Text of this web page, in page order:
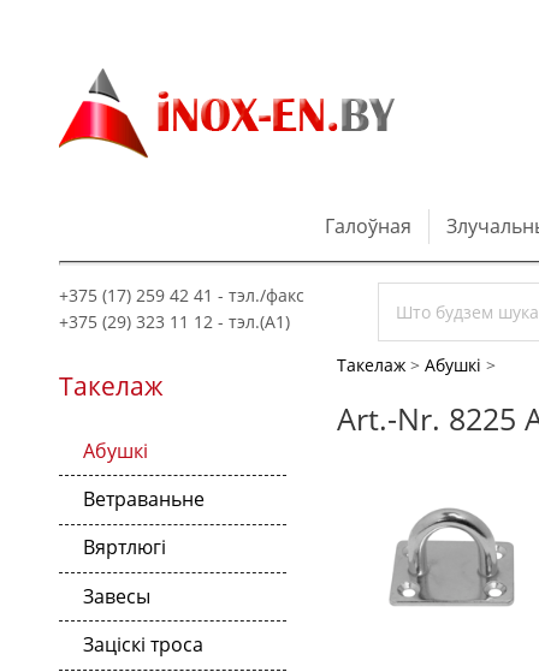
Галоўная
+375 (17) 259 42 41 - тэл./факс
+375 (29) 323 11 12 - тэл.(A1)
Такелаж
Абушкі
Ветраваньне
Вяртлюгі
Завесы
Заціскі троса
Такелаж > Абушкі >
Art.-Nr. 8225